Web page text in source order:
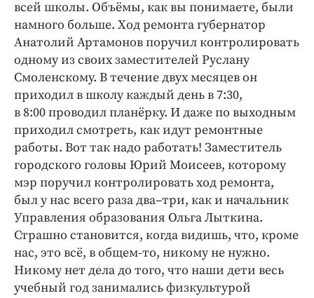
всей школы. Объёмы, как вы понимаете, были
намного больше. Ход ремонта губернатор
Анатолий Артамонов поручил контролировать
одному из своих заместителей Руслану
Смоленскому. В течение двух месяцев он
приходил в школу каждый день в 7:30,
в 8:00 проводил планёрку. И даже по выходным
приходил смотреть, как идут ремонтные
работы. Вот так надо работать! Заместитель
городского головы Юрий Моисеев, которому
мэр поручил контролировать ход ремонта,
был у нас всего раза два–­три, как и начальник
Управления образования Ольга Лыткина.
Страшно становится, когда видишь, что, кроме
нас, это всё, в общем-­то, никому не нужно.
Никому нет дела до того, что наши дети весь
учебный год занимались физкультурой